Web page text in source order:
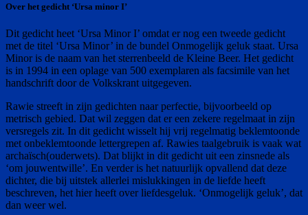
Over het gedicht ‘Ursa minor I’
Dit gedicht heet ‘Ursa Minor I’ omdat er nog een tweede gedicht
met de titel ‘Ursa Minor’ in de bundel Onmogelijk geluk staat. Ursa
Minor is de naam van het sterrenbeeld de Kleine Beer. Het gedicht
is in 1994 in een oplage van 500 exemplaren als facsimile van het
handschrift door de Volkskrant uitgegeven.
Rawie streeft in zijn gedichten naar perfectie, bijvoorbeeld op
metrisch gebied. Dat wil zeggen dat er een zekere regelmaat in zijn
versregels zit. In dit gedicht wisselt hij vrij regelmatig beklemtoonde
met onbeklemtoonde lettergrepen af. Rawies taalgebruik is vaak wat
archaïsch(ouderwets). Dat blijkt in dit gedicht uit een zinsnede als
‘om jouwentwille’. En verder is het natuurlijk opvallend dat deze
dichter, die bij uitstek allerlei mislukkingen in de liefde heeft
beschreven, het hier heeft over liefdesgeluk. ‘Onmogelijk geluk’, dat
dan weer wel.